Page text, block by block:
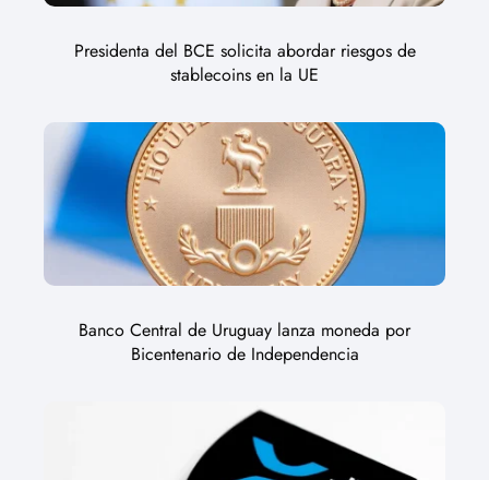
Presidenta del BCE solicita abordar riesgos de
stablecoins en la UE
Banco Central de Uruguay lanza moneda por
Bicentenario de Independencia